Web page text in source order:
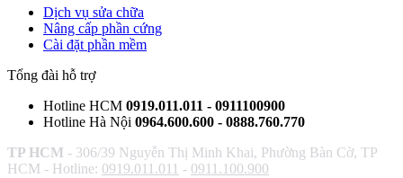
Dịch vụ sửa chữa
Nâng cấp phần cứng
Cài đặt phần mềm
Tổng đài hỗ trợ
Hotline HCM 0919.011.011 - 0911100900
Hotline Hà Nội 0964.600.600 - 0888.760.770
TP HCM - 306/39 Nguyễn Thị Minh Khai, Phường Bàn Cờ, TP
HCM - Hotline: 0919.011.011 - 0911.100.900